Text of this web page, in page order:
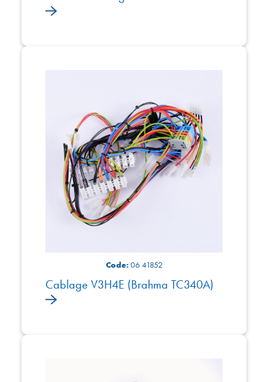
Code:06 41852
Cablage V3H4E (Brahma TC340A)